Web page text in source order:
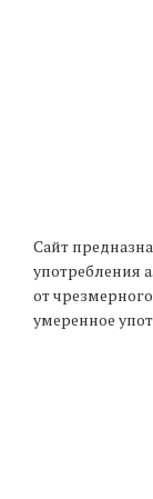
Сайт
употребления
от
умеренное